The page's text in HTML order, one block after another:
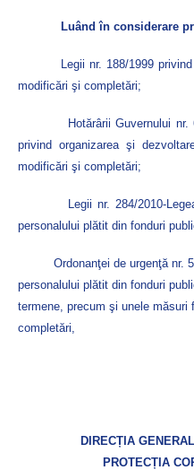
Luând în considerare
Legii nr. 188/1999
modificări şi completări;
Hotărârii Guvernului nr.
privind organizarea şi
modificări şi completări;
Legii nr. 284/2010-
personalului plătit din fonduri
Ordonanţei de urgenţă nr.
personalului plătit din fonduri
termene, precum şi unele
completări,
DIRECȚIA
PROTECȚIA